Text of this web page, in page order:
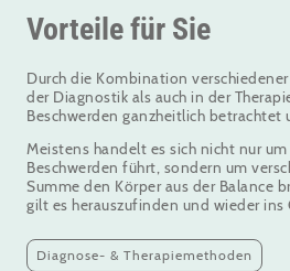
Vorteile für Sie
Durch die Kombination
der Diagnostik als auch in der
Beschwerden ganzheitlich betrachtet
Meistens handelt es sich nicht nur
Beschwerden führt, sondern um
Summe den Körper aus der Balance
gilt es herauszufinden und wieder ins
Diagnose- & Therapiemethoden